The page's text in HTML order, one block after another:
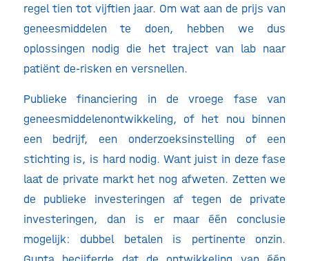
regel tien tot vijftien jaar. Om wat aan de prijs van
geneesmiddelen te doen, hebben we dus
oplossingen nodig die het traject van lab naar
patiënt de-risken en versnellen.
Publieke financiering in de vroege fase van
geneesmiddelenontwikkeling, of het nou binnen
een bedrijf, een onderzoeksinstelling of een
stichting is, is hard nodig. Want juist in deze fase
laat de private markt het nog afweten. Zetten we
de publieke investeringen af tegen de private
investeringen, dan is er maar één conclusie
mogelijk: dubbel betalen is pertinente onzin.